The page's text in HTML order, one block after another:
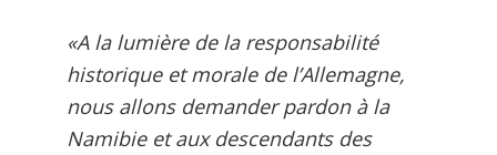
«A la lumière de la responsabilité
historique et morale de l’Allemagne,
nous allons demander pardon à la
Namibie et aux descendants des